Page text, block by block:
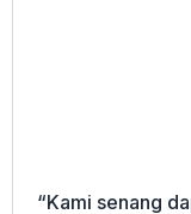
“Kami senang